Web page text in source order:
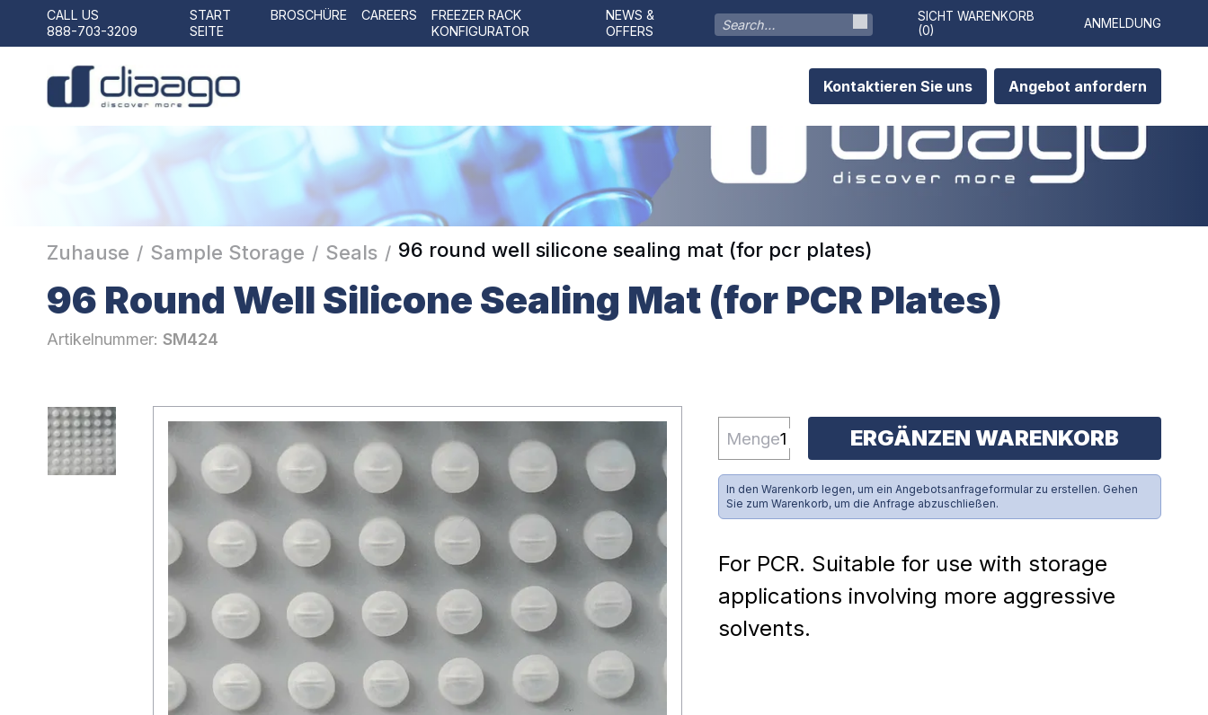
CALL US
888-703-3209
START
SEITE
BROSCHÜRE CAREERS
FREEZER RACK
KONFIGURATOR
NEWS &
OFFERS
SICHT WARENKORB
(0) ANMELDUNG
Kontaktieren Sie uns Angebot anfordern
Zuhause / Sample Storage / Seals / 96 round well silicone sealing mat (for pcr plates)
96 Round Well Silicone Sealing Mat (for PCR Plates)
Artikelnummer: SM424
Menge ERGÄNZEN WARENKORB
In den Warenkorb legen, um ein Angebotsanfrageformular zu erstellen. Gehen
Sie zum Warenkorb, um die Anfrage abzuschließen.
For PCR. Suitable for use with storage
applications involving more aggressive
solvents.